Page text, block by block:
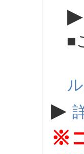
▶
■
ル
▶
※